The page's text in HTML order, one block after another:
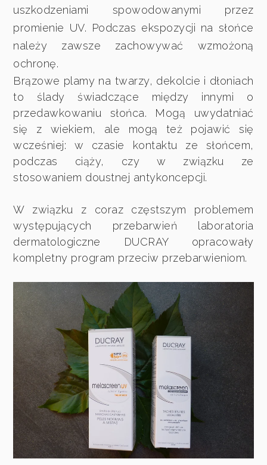
uszkodzeniami spowodowanymi przez
promienie UV. Podczas ekspozycji na słońce
należy zawsze zachowywać wzmożoną
ochronę.
Brązowe plamy na twarzy, dekolcie i dłoniach
to ślady świadczące między innymi o
przedawkowaniu słońca. Mogą uwydatniać
się z wiekiem, ale mogą też pojawić się
wcześniej: w czasie kontaktu ze słońcem,
podczas ciąży, czy w związku ze
stosowaniem doustnej antykoncepcji.
W związku z coraz częstszym problemem
występujących przebarwień laboratoria
dermatologiczne DUCRAY opracowały
kompletny program przeciw przebarwieniom.